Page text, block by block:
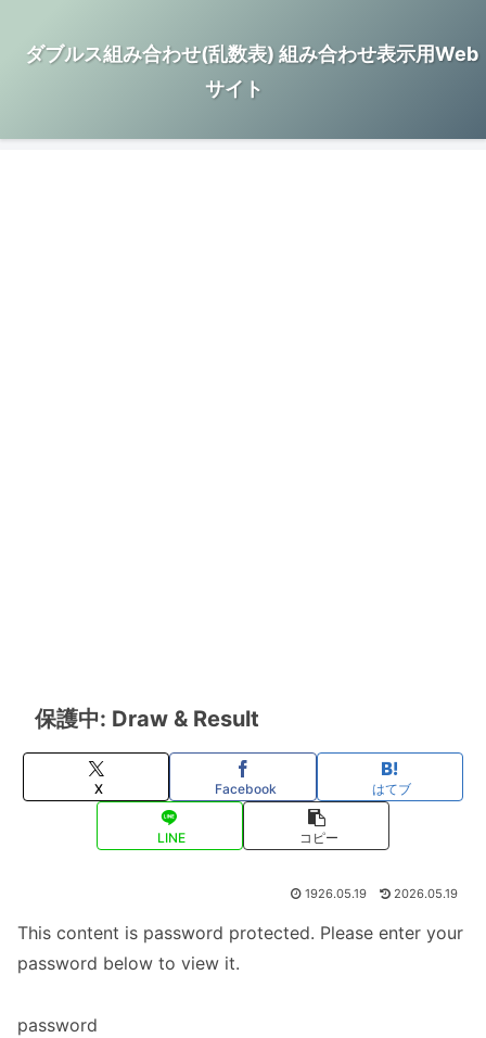
ダブルス組み合わせ(乱数表) 組み合わせ表示用Web
サイト
保護中: Draw & Result
X Facebook はてブ
LINE コピー
1926.05.19 2026.05.19
This content is password protected. Please enter your
password below to view it.
password